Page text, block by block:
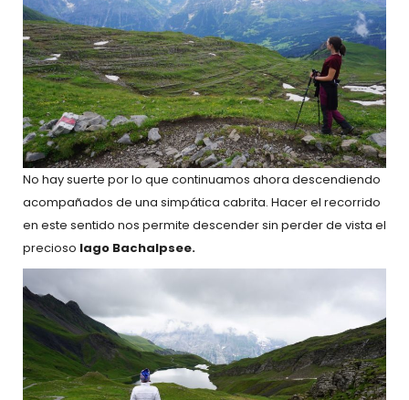
No hay suerte por lo que continuamos ahora descendiendo
acompañados de una simpática cabrita. Hacer el recorrido
en este sentido nos permite descender sin perder de vista el
precioso lago Bachalpsee.